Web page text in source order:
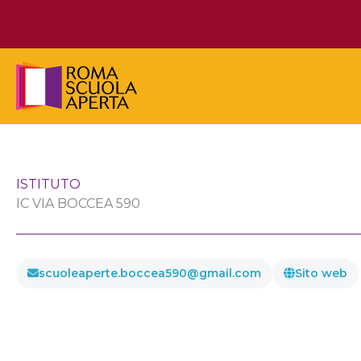
contenuto
ISTITUTO
IC VIA BOCCEA 590
scuoleaperte.boccea590@gmail.com Sito web